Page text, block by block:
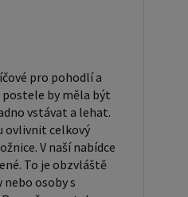
sendvičové matrace,
mohou být
H3), tvrdé nebo velmi
je důležitý faktor,
kterou matrace
je důležité zvážit
preferované polohy
pro pohodlí a
postele by měla být
vstávat a lehat.
ovlivnit celkový
V naší nabídce
To je obzvláště
osoby s